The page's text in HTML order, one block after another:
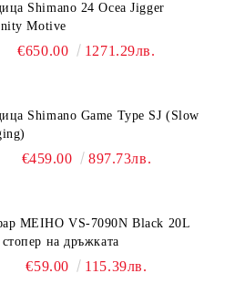
Shimano 24 Ocea Jigger
Motive
€650.00 1271.29лв.
Shimano Game Type SJ (Slow
€459.00 897.73лв.
MEIHO VS-7090N Black 20L
стопер на дръжката
€59.00 115.39лв.